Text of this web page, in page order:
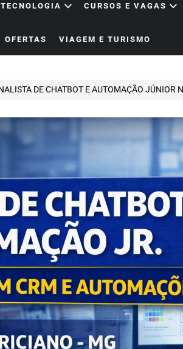
CURSOS E VAGAS
OFERTAS VIAGEM E TURISMO
DE CHATBOT E AUTOMAÇÃO JÚNIOR NA UNIÚNICA: CARREIRA EM CRM, INTEGRAÇÕES E